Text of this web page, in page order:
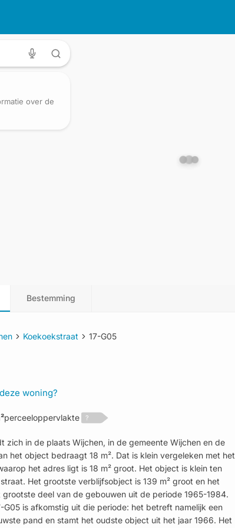
over de
Bestemming
Koekoekstraat 17-G05
woning?
perceeloppervlakte ?
zich in de plaats Wijchen, in de gemeente Wijchen en de
het object bedraagt 18 m². Dat is klein vergeleken met het
het adres ligt is 18 m² groot. Het object is klein ten
Het grootste verblijfsobject is 139 m² groot en het
grootste deel van de gebouwen uit de periode 1965-1984.
is afkomstig uit die periode: het betreft namelijk een
pand en stamt het oudste object uit het jaar 1966. Het